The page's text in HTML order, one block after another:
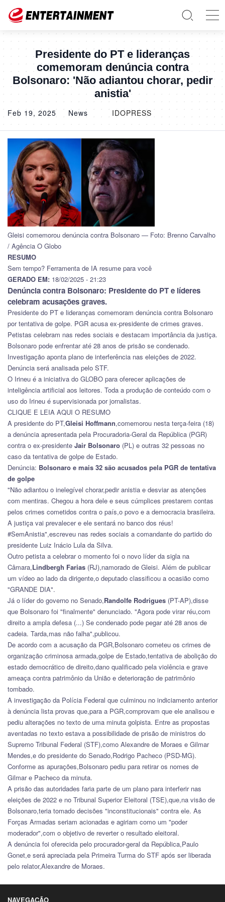
Presidente do PT e lideranças
comemoram denúncia contra
Bolsonaro: 'Não adiantou chorar, pedir
anistia'
Feb 19, 2025 News IDOPRESS
Gleisi comemorou denúncia contra Bolsonaro — Foto: Brenno Carvalho
/ Agência O Globo
RESUMO
Sem tempo? Ferramenta de IA resume para você
GERADO EM: 18/02/2025 - 21:23
Denúncia contra Bolsonaro: Presidente do PT e líderes
celebram acusações graves.
Presidente do PT e lideranças comemoram denúncia contra Bolsonaro
por tentativa de golpe. PGR acusa ex-presidente de crimes graves.
Petistas celebram nas redes sociais e destacam importância da justiça.
Bolsonaro pode enfrentar até 28 anos de prisão se condenado.
Investigação aponta plano de interferência nas eleições de 2022.
Denúncia será analisada pelo STF.
O Irineu é a iniciativa do GLOBO para oferecer aplicações de
inteligência artificial aos leitores. Toda a produção de conteúdo com o
uso do Irineu é supervisionada por jornalistas.
CLIQUE E LEIA AQUI O RESUMO
A presidente do PT,Gleisi Hoffmann,comemorou nesta terça-feira (18)
a denúncia apresentada pela Procuradoria-Geral da República (PGR)
contra o ex-presidente Jair Bolsonaro (PL) e outras 32 pessoas no
caso da tentativa de golpe de Estado.
Denúncia: Bolsonaro e mais 32 são acusados pela PGR de tentativa
de golpe
"Não adiantou o inelegível chorar,pedir anistia e desviar as atenções
com mentiras. Chegou a hora dele e seus cúmplices prestarem contas
pelos crimes cometidos contra o país,o povo e a democracia brasileira.
A justiça vai prevalecer e ele sentará no banco dos réus!
#SemAnistia",escreveu nas redes sociais a comandante do partido do
presidente Luiz Inácio Lula da Silva.
Outro petista a celebrar o momento foi o novo líder da sigla na
Câmara,Lindbergh Farias (RJ),namorado de Gleisi. Além de publicar
um vídeo ao lado da dirigente,o deputado classificou a ocasião como
"GRANDE DIA".
Já o líder do governo no Senado,Randolfe Rodrigues (PT-AP),disse
que Bolsonaro foi "finalmente" denunciado. "Agora pode virar réu,com
direito a ampla defesa (...) Se condenado pode pegar até 28 anos de
cadeia. Tarda,mas não falha",publicou.
De acordo com a acusação da PGR,Bolsonaro cometeu os crimes de
organização criminosa armada,golpe de Estado,tentativa de abolição do
estado democrático de direito,dano qualificado pela violência e grave
ameaça contra patrimônio da União e deterioração de patrimônio
tombado.
A investigação da Polícia Federal que culminou no indiciamento anterior
à denúncia lista provas que,para a PGR,comprovam que ele analisou e
pediu alterações no texto de uma minuta golpista. Entre as propostas
aventadas no texto estava a possibilidade de prisão de ministros do
Supremo Tribunal Federal (STF),como Alexandre de Moraes e Gilmar
Mendes,e do presidente do Senado,Rodrigo Pacheco (PSD-MG).
Conforme as apurações,Bolsonaro pediu para retirar os nomes de
Gilmar e Pacheco da minuta.
A prisão das autoridades faria parte de um plano para interferir nas
eleições de 2022 e no Tribunal Superior Eleitoral (TSE),que,na visão de
Bolsonaro,teria tomado decisões "inconstitucionais" contra ele. As
Forças Armadas seriam acionadas e agiriam como um "poder
moderador",com o objetivo de reverter o resultado eleitoral.
A denúncia foi oferecida pelo procurador-geral da República,Paulo
Gonet,e será apreciada pela Primeira Turma do STF após ser liberada
pelo relator,Alexandre de Moraes.
NAVEGAÇÃO